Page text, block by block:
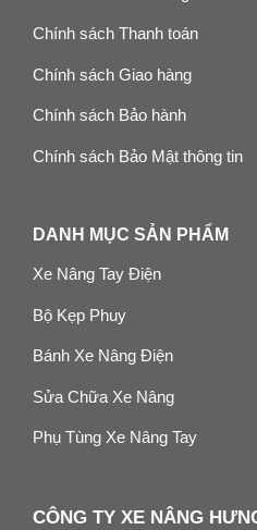
Chính sách Thanh toán
Chính sách Giao hàng
Chính sách Bảo hành
Chính sách Bảo Mật thông tin
DANH MỤC SẢN PHẨM
Xe Nâng Tay Điện
Bộ Kẹp Phuy
Bánh Xe Nâng Điện
Sửa Chữa Xe Nâng
Phụ Tùng Xe Nâng Tay
CÔNG TY XE NÂNG